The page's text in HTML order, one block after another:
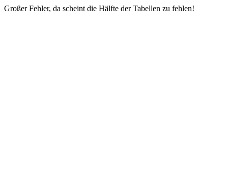
Großer Fehler, da scheint die Hälfte der Tabellen zu fehlen!